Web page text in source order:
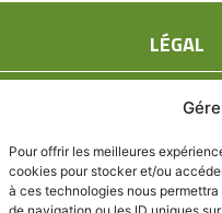
Pour offrir les meilleures
cookies pour stocker et/ou
à ces technologies nous
LÉGAL
Politique
Politique